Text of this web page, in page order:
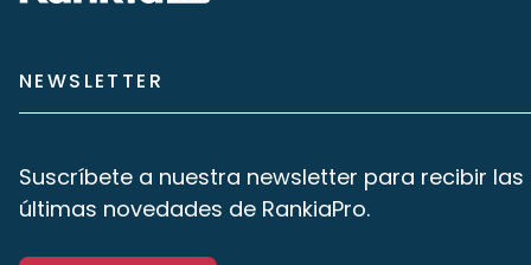
NEWSLETTER
Suscríbete a nuestra newsletter para recibir las
últimas novedades de RankiaPro.